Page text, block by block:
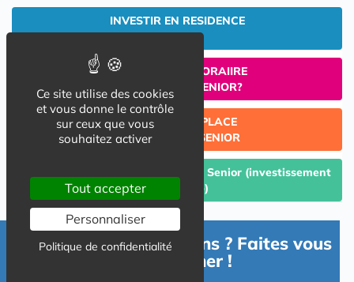
INVESTIR EN RESIDENCE
SENIOR
UN SEJOUR TEMPORAIIRE
EN RESIDENCE SENIOR?
TROUVER UNE PLACE
EN RESIDENCE SENIOR
Céder un lot acquis en Résidence Senior (investissement
Lmp/Lmnp)
Besoin d'informations ? Faites vous
accompagner !
Ce site utilise des cookies
et vous donne le contrôle
sur ceux que vous
souhaitez activer
Tout accepter
Personnaliser
Politique de confidentialité